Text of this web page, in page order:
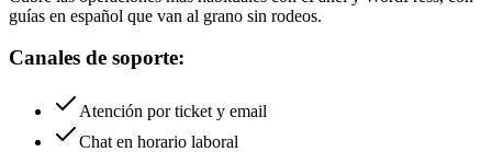
guías en español que van al grano sin rodeos.
Canales de soporte:
Atención por ticket y email
Chat en horario laboral